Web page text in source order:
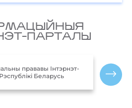
ПАРТАЛЫ
прававы Інтэрнэт-
Беларусь